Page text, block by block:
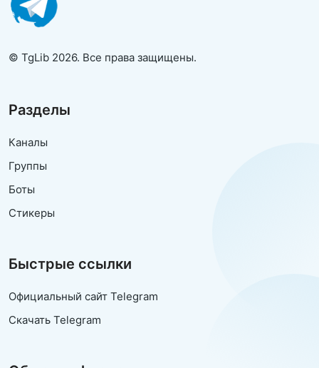
© TgLib 2026. Все права защищены.
Разделы
Каналы
Группы
Боты
Стикеры
Быстрые ссылки
Официальный сайт Telegram
Скачать Telegram